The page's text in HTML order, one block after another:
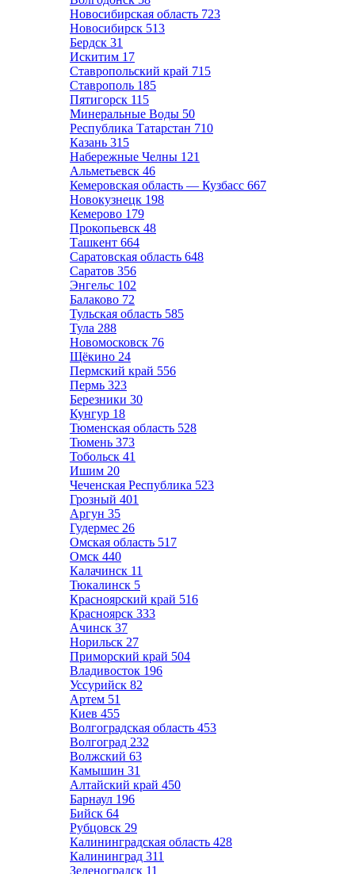
Новосибирская область 723
Новосибирск 513
Бердск 31
Искитим 17
Ставропольский край 715
Ставрополь 185
Пятигорск 115
Минеральные Воды 50
Республика Татарстан 710
Казань 315
Набережные Челны 121
Альметьевск 46
Кемеровская область — Кузбасс 667
Новокузнецк 198
Кемерово 179
Прокопьевск 48
Ташкент 664
Саратовская область 648
Саратов 356
Энгельс 102
Балаково 72
Тульская область 585
Тула 288
Новомосковск 76
Щёкино 24
Пермский край 556
Пермь 323
Березники 30
Кунгур 18
Тюменская область 528
Тюмень 373
Тобольск 41
Ишим 20
Чеченская Республика 523
Грозный 401
Аргун 35
Гудермес 26
Омская область 517
Омск 440
Калачинск 11
Тюкалинск 5
Красноярский край 516
Красноярск 333
Ачинск 37
Норильск 27
Приморский край 504
Владивосток 196
Уссурийск 82
Артем 51
Киев 455
Волгоградская область 453
Волгоград 232
Волжский 63
Камышин 31
Алтайский край 450
Барнаул 196
Бийск 64
Рубцовск 29
Калининградская область 428
Калининград 311
Зеленоградск 11